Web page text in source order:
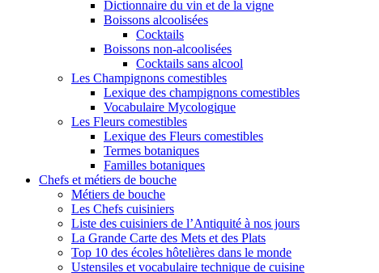
Dictionnaire du vin et de la vigne
Boissons alcoolisées
Cocktails
Boissons non-alcoolisées
Cocktails sans alcool
Les Champignons comestibles
Lexique des champignons comestibles
Vocabulaire Mycologique
Les Fleurs comestibles
Lexique des Fleurs comestibles
Termes botaniques
Familles botaniques
Chefs et métiers de bouche
Métiers de bouche
Les Chefs cuisiniers
Liste des cuisiniers de l’Antiquité à nos jours
La Grande Carte des Mets et des Plats
Top 10 des écoles hôtelières dans le monde
Ustensiles et vocabulaire technique de cuisine